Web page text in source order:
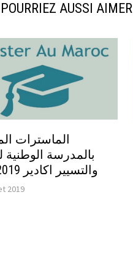
AUSSI AIMER
الماسترات
بالمدرسة الوطنية
والتسيير اكادير 2019-2020
2019